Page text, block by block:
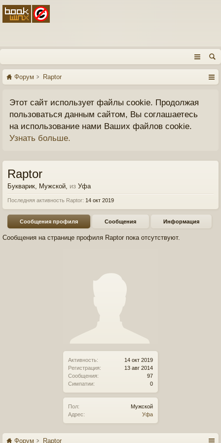
Форум Raptor
Этот сайт использует файлы cookie. Продолжая
пользоваться данным сайтом, Вы соглашаетесь
на использование нами Ваших файлов cookie.
Узнать больше.
Активность:
14 окт 2019
Регистрация:
13 авг 2014
Сообщения:
97
Симпатии:
0
Пол:
Мужской
Адрес:
Уфа
Raptor
Букварик, Мужской, из Уфа
Последняя активность Raptor: 14 окт 2019
Сообщения профиля Сообщения Информация
Сообщения на странице профиля Raptor пока отсутствуют.
Форум Raptor